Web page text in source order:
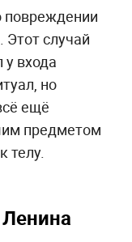
повреждении
Этот случай
у входа
но
ещё
предметом
телу.